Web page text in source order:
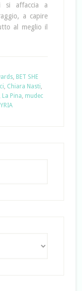
si affaccia a
a capire
al meglio il
, BET SHE
Chiara Nasti
La Pina mudec